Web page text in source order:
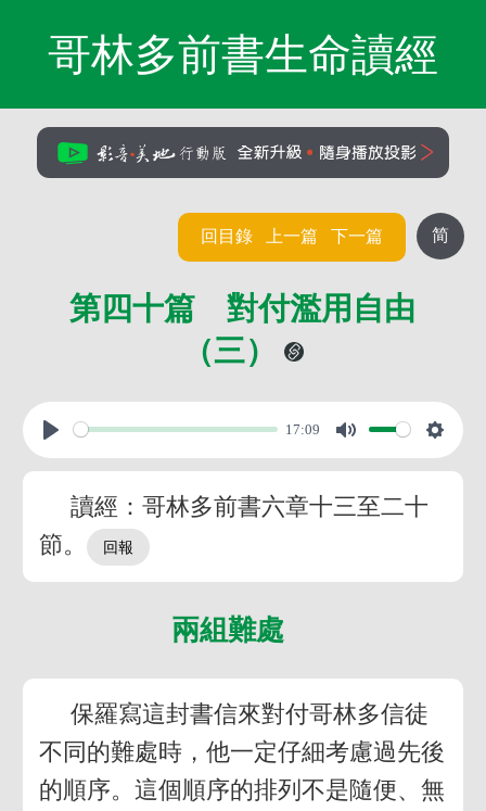
哥林多前書生命讀經
简
回目錄 上一篇 下一篇
第四十篇 對付濫用自由
（三）
17:09
讀經：哥林多前書六章十三至二十
節。
兩組難處
保羅寫這封書信來對付哥林多信徒
不同的難處時，他一定仔細考慮過先後
的順序。這個順序的排列不是隨便、無